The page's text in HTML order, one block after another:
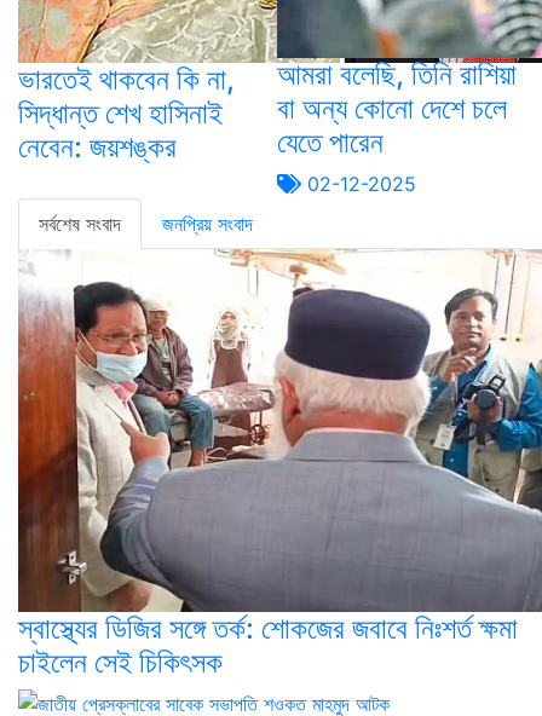
ভারতেই থাকবেন কি না,
সিদ্ধান্ত শেখ হাসিনাই
নেবেন: জয়শঙ্কর
আমরা বলেছি, তিনি রাশিয়া
বা অন্য কোনো দেশে চলে
যেতে পারেন
02-12-2025
সর্বশেষ সংবাদ
জনপ্রিয় সংবাদ
স্বাস্থ্যের ডিজির সঙ্গে তর্ক: শোকজের জবাবে নিঃশর্ত ক্ষমা
চাইলেন সেই চিকিৎসক